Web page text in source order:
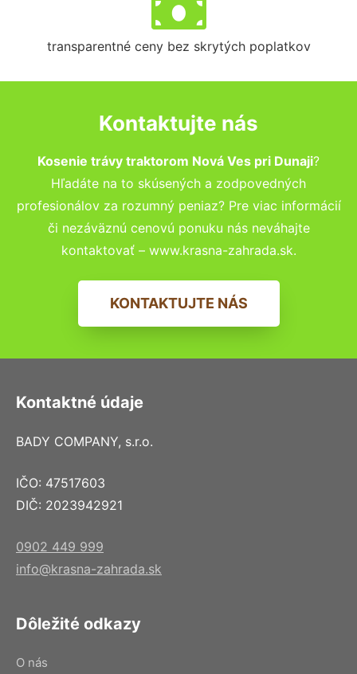
transparentné ceny bez skrytých poplatkov
Kontaktujte nás
Kosenie trávy traktorom Nová Ves pri Dunaji?
Hľadáte na to skúsených a zodpovedných
profesionálov za rozumný peniaz? Pre viac informácií
či nezáväznú cenovú ponuku nás neváhajte
kontaktovať – www.krasna-zahrada.sk.
KONTAKTUJTE NÁS
Kontaktné údaje
BADY COMPANY, s.r.o.
IČO: 47517603
DIČ: 2023942921
0902 449 999
info@krasna-zahrada.sk
Dôležité odkazy
O nás